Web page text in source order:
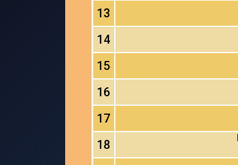
13
14
15
16
17
18